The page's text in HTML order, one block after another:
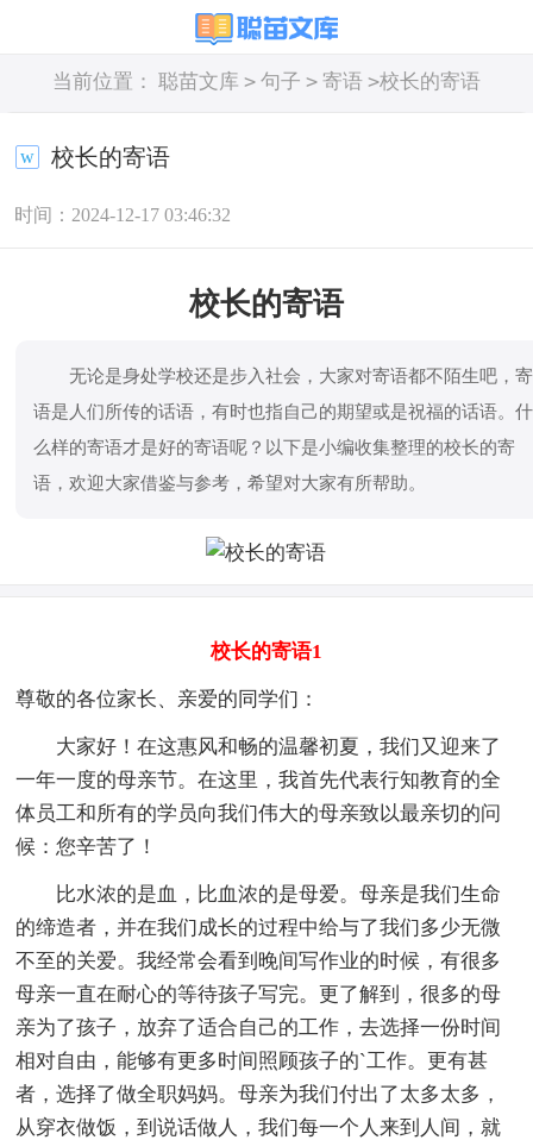
当前位置： 聪苗文库 > 句子 > 寄语 >校长的寄语
校长的寄语
时间：2024-12-17 03:46:32
校长的寄语
无论是身处学校还是步入社会，大家对寄语都不陌生吧，寄
语是人们所传的话语，有时也指自己的期望或是祝福的话语。什
么样的寄语才是好的寄语呢？以下是小编收集整理的校长的寄
语，欢迎大家借鉴与参考，希望对大家有所帮助。
校长的寄语1
尊敬的各位家长、亲爱的同学们：
大家好！在这惠风和畅的温馨初夏，我们又迎来了
一年一度的母亲节。在这里，我首先代表行知教育的全
体员工和所有的学员向我们伟大的母亲致以最亲切的问
候：您辛苦了！
比水浓的是血，比血浓的是母爱。母亲是我们生命
的缔造者，并在我们成长的过程中给与了我们多少无微
不至的关爱。我经常会看到晚间写作业的时候，有很多
母亲一直在耐心的等待孩子写完。更了解到，很多的母
亲为了孩子，放弃了适合自己的工作，去选择一份时间
相对自由，能够有更多时间照顾孩子的`工作。更有甚
者，选择了做全职妈妈。母亲为我们付出了太多太多，
从穿衣做饭，到说话做人，我们每一个人来到人间，就